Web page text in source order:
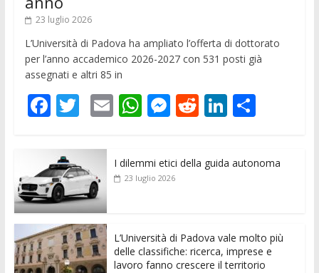
23 luglio 2026
L’Università di Padova ha ampliato l’offerta di dottorato
per l’anno accademico 2026-2027 con 531 posti già
assegnati e altri 85 in
F
e
b
o
o
k
T
itt
er
E
ai
l
W
s
p
M
ss
e
er
R
di
Li
e
C
di
I dilemmi etici della guida autonoma
23 luglio 2026
L’Università di Padova vale molto più
delle classifiche: ricerca, imprese e
lavoro fanno crescere il territorio